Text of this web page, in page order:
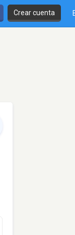
Crear cuenta